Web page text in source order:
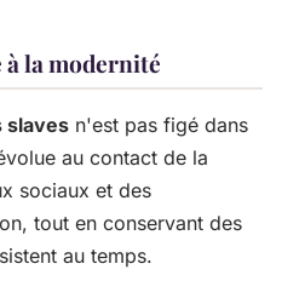
à la modernité
slaves n'est pas figé dans
au contact de la
sociaux et des
tout en conservant des
au temps.